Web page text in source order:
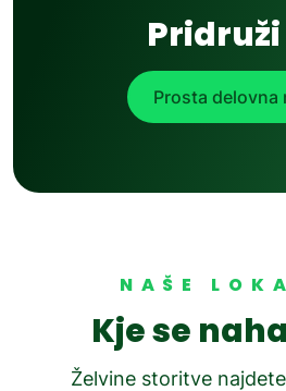
Pridruži
Prosta delovna
NAŠE
Kje se
Želvine storitve